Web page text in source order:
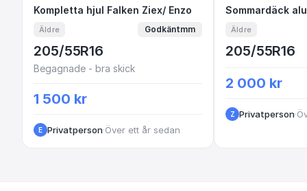
Kompletta hjul Falken Ziex/ Enzo
Kompletta hjul Falken Ziex/ Enzo
Äldre Godkäntmm
205/55R16
Begagnade - bra skick
1 500 kr
E Privatperson·Över ett år sedan
Sommardäck
Äldre
205/55R16
2 000 kr
Z Privatperson·